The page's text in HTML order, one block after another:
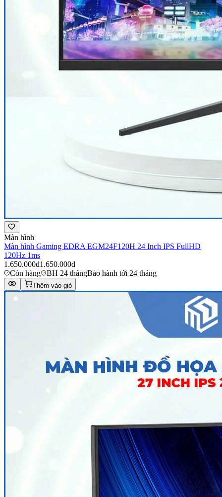
Màn hình
Màn hình Gaming EDRA EGM24F120H 24 Inch IPS FullHD
120Hz 1ms
1.650.000đ1.650.000đ
Còn hàng
BH 24 thángBảo hành tới 24 tháng
Thêm vào giỏ